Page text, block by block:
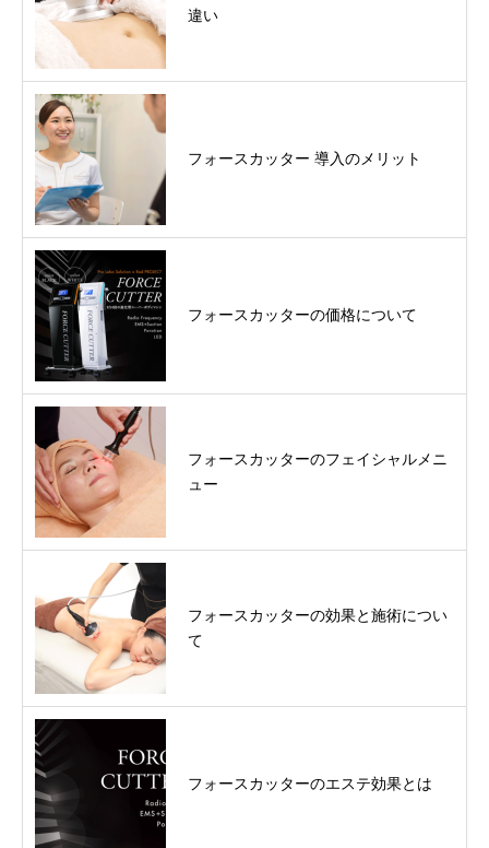
違い
フォースカッター 導入のメリット
フォースカッターの価格について
フォースカッターのフェイシャルメニ
ュー
フォースカッターの効果と施術につい
て
フォースカッターのエステ効果とは